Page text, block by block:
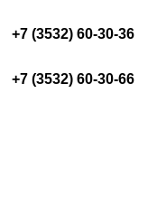
+7 (3532) 60-30-36
+7 (3532) 60-30-66